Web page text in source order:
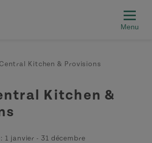
Kitchen & Provisions
Kitchen &
1 janvier - 31 décembre